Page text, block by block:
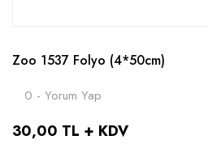
Zoo 1537 Folyo (4*50cm)
0 - Yorum Yap
30,00 TL + KDV